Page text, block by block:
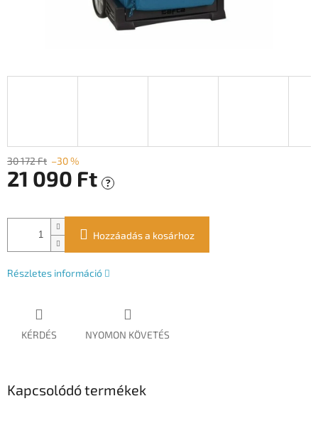
30 172 Ft –30 %
21 090 Ft ?
Hozzáadás a kosárhoz
Részletes információ
KÉRDÉS NYOMON KÖVETÉS
Kapcsolódó termékek